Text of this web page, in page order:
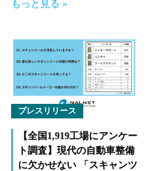
もっと見る »
プレスリリース
【全国1,919工場にアンケー
ト調査】現代の自動車整備
に欠かせない 「スキャンツ